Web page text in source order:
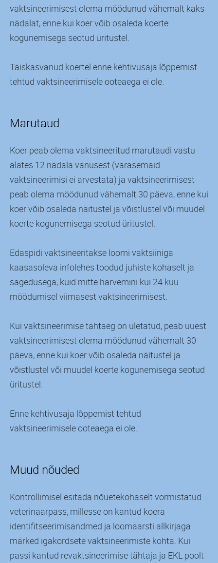
vaktsineerimisest olema möödunud vähemalt kaks
nädalat, enne kui koer võib osaleda koerte
kogunemisega seotud üritustel.
Täiskasvanud koertel enne kehtivusaja lõppemist
tehtud vaktsineerimisele ooteaega ei ole.
Marutaud
Koer peab olema vaktsineeritud marutaudi vastu
alates 12 nädala vanusest (varasemaid
vaktsineerimisi ei arvestata) ja vaktsineerimisest
peab olema möödunud vähemalt 30 päeva, enne kui
koer võib osaleda näitustel ja võistlustel või muudel
koerte kogunemisega seotud üritustel.
Edaspidi vaktsineeritakse loomi vaktsiiniga
kaasasoleva infolehes toodud juhiste kohaselt ja
sagedusega, kuid mitte harvemini kui 24 kuu
möödumisel viimasest vaktsineerimisest.
Kui vaktsineerimise tähtaeg on ületatud, peab uuest
vaktsineerimisest olema möödunud vähemalt 30
päeva, enne kui koer võib osaleda näitustel ja
võistlustel või muudel koerte kogunemisega seotud
üritustel.
Enne kehtivusaja lõppemist tehtud
vaktsineerimisele ooteaega ei ole.
Muud nõuded
Kontrollimisel esitada nõuetekohaselt vormistatud
veterinaarpass, millesse on kantud koera
identifitseerimisandmed ja loomaarsti allkirjaga
märked igakordsete vaktsineerimiste kohta. Kui
passi kantud revaktsineerimise tähtaja ja EKL poolt